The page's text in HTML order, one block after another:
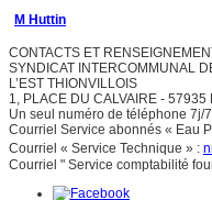
M Huttin
CONTACTS ET
SYNDICAT INTERCOMMUNAL
L’EST THIONVILLOIS
1, PLACE DU CALVAIRE - 57935
Un seul numéro de téléphone 7j/
Courriel Service abonnés « Eau
Courriel « Service Technique » :
Courriel " Service comptabilité